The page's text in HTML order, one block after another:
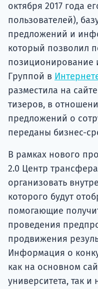
октября 2017 года
пользователей),
предложений и
который позволил
позиционирование
Группой в
разместила на
тизеров, в
предложений о
переданы бизнес-
В рамках нового
2.0 Центр
организовать
которого будут
помогающие
проведения
продвижения
Информация о
как на основном
университета, так